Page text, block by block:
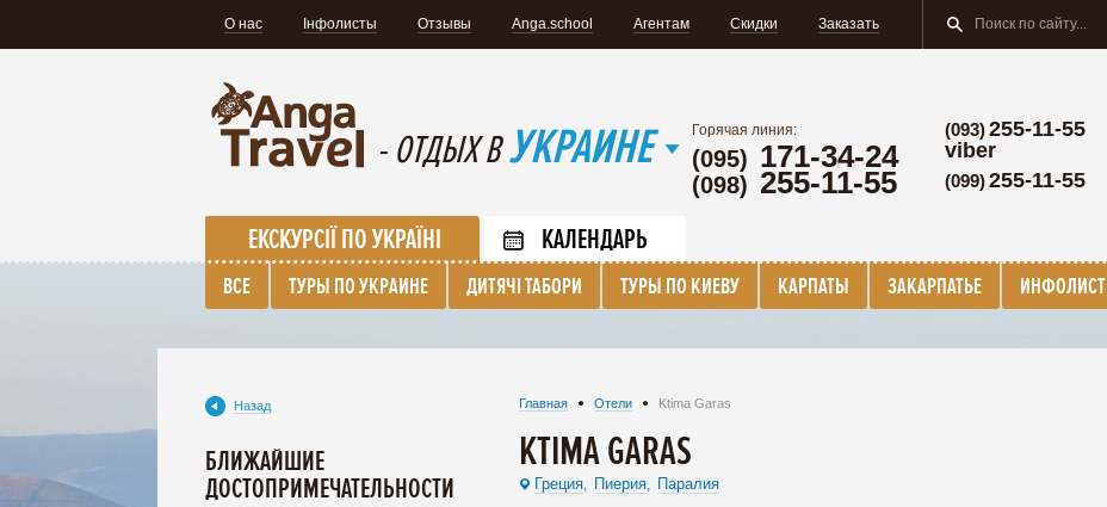
О нас Інфолисты Отзывы Anga.school Агентам Скидки Заказать
- ОТДЫХ В УКРАИНЕ Горячая линия:
(095) 171-34-24
(098) 255-11-55
(093)255-11-55
viber
(099)255-11-55
ЕКСКУРСІЇ ПО УКРАЇНІ КАЛЕНДАРЬ
ВСЕ ТУРЫ ПО УКРАИНЕ ДИТЯЧІ ТАБОРИ ТУРЫ ПО КИЕВУ КАРПАТЫ ЗАКАРПАТЬЕ ИНФОЛИСТ
Назад
БЛИЖАЙШИЕ
ДОСТОПРИМЕЧАТЕЛЬНОСТИ
Главная Отели Ktima Garas
KTIMA GARAS
Греция, Пиерия, Паралия